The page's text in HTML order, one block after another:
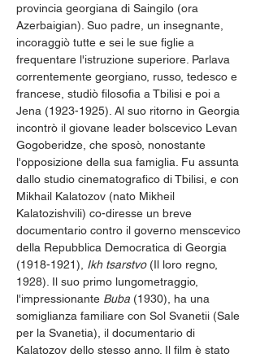
provincia georgiana di Saingilo (ora
Azerbaigian). Suo padre, un insegnante,
incoraggiò tutte e sei le sue figlie a
frequentare l'istruzione superiore. Parlava
correntemente georgiano, russo, tedesco e
francese, studiò filosofia a Tbilisi e poi a
Jena (1923-1925). Al suo ritorno in Georgia
incontrò il giovane leader bolscevico Levan
Gogoberidze, che sposò, nonostante
l'opposizione della sua famiglia. Fu assunta
dallo studio cinematografico di Tbilisi, e con
Mikhail Kalatozov (nato Mikheil
Kalatozishvili) co-diresse un breve
documentario contro il governo menscevico
della Repubblica Democratica di Georgia
(1918-1921), Ikh tsarstvo (Il loro regno,
1928). Il suo primo lungometraggio,
l'impressionante Buba (1930), ha una
somiglianza familiare con Sol Svanetii (Sale
per la Svanetia), il documentario di
Kalatozov dello stesso anno. Il film è stato